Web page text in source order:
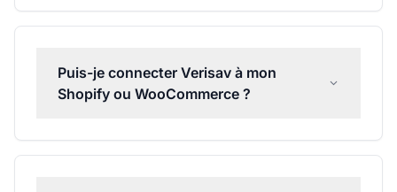
Puis-je connecter Verisav à mon
Shopify ou WooCommerce ?